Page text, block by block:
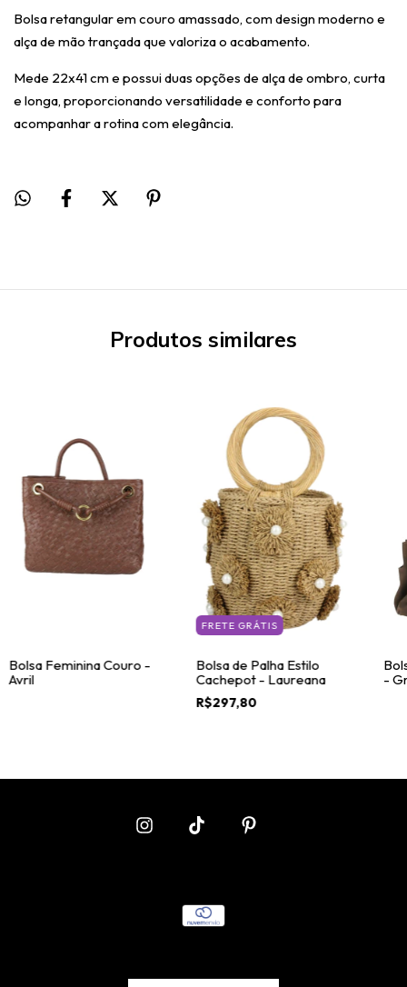
Bolsa retangular em couro amassado, com design moderno e
alça de mão trançada que valoriza o acabamento.
Mede 22x41 cm e possui duas opções de alça de ombro, curta
e longa, proporcionando versatilidade e conforto para
acompanhar a rotina com elegância.
Produtos similares
Bolsa Feminina Couro -
Avril
FRETE GRÁTIS
Bolsa de Palha Estilo
Cachepot - Laureana
R$297,80
-